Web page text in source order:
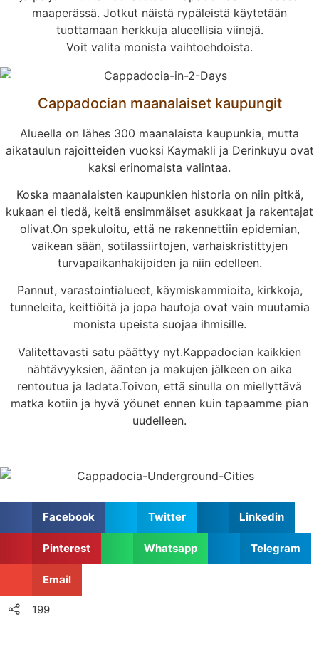
maaperässä. Jotkut näistä rypäleistä käytetään
tuottamaan herkkuja alueellisia viinejä.
Voit valita monista vaihtoehdoista.
Cappadocian maanalaiset kaupungit
Alueella on lähes 300 maanalaista kaupunkia, mutta
aikataulun rajoitteiden vuoksi Kaymakli ja Derinkuyu ovat
kaksi erinomaista valintaa.
Koska maanalaisten kaupunkien historia on niin pitkä,
kukaan ei tiedä, keitä ensimmäiset asukkaat ja rakentajat
olivat.On spekuloitu, että ne rakennettiin epidemian,
vaikean sään, sotilassiirtojen, varhaiskristittyjen
turvapaikanhakijoiden ja niin edelleen.
Pannut, varastointialueet, käymiskammioita, kirkkoja,
tunneleita, keittiöitä ja jopa hautoja ovat vain muutamia
monista upeista suojaa ihmisille.
Valitettavasti satu päättyy nyt.Kappadocian kaikkien
nähtävyyksien, äänten ja makujen jälkeen on aika
rentoutua ja ladata.Toivon, että sinulla on miellyttävä
matka kotiin ja hyvä yöunet ennen kuin tapaamme pian
uudelleen.
Facebook Twitter Linkedin
Pinterest Whatsapp Telegram
Email
199